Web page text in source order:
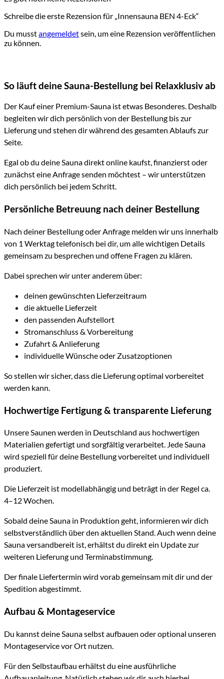
Schreibe die erste Rezension für „Innensauna BEN 4-Eck“
Du musstangemeldetsein, um eine Rezension veröffentlichen
zu können.
So läuft deine Sauna-Bestellung bei Relaxklusiv ab
Der Kauf einer Premium-Sauna ist etwas Besonderes. Deshalb
begleiten wir dich persönlich von der Bestellung bis zur
Lieferung und stehen dir während des gesamten Ablaufs zur
Seite.
Egal ob du deine Sauna direkt online kaufst, finanzierst oder
zunächst eine Anfrage senden möchtest – wir unterstützen
dich persönlich bei jedem Schritt.
Persönliche Betreuung nach deiner Bestellung
Nach deiner Bestellung oder Anfrage melden wir uns innerhalb
von 1 Werktag telefonisch bei dir, um alle wichtigen Details
gemeinsam zu besprechen und offene Fragen zu klären.
Dabei sprechen wir unter anderem über:
deinen gewünschten Lieferzeitraum
die aktuelle Lieferzeit
den passenden Aufstellort
Stromanschluss & Vorbereitung
Zufahrt & Anlieferung
individuelle Wünsche oder Zusatzoptionen
So stellen wir sicher, dass die Lieferung optimal vorbereitet
werden kann.
Hochwertige Fertigung & transparente Lieferung
Unsere Saunen werden in Deutschland aus hochwertigen
Materialien gefertigt und sorgfältig verarbeitet. Jede Sauna
wird speziell für deine Bestellung vorbereitet und individuell
produziert.
Die Lieferzeit ist modellabhängig und beträgt in der Regel ca.
4–12 Wochen.
Sobald deine Sauna in Produktion geht, informieren wir dich
selbstverständlich über den aktuellen Stand. Auch wenn deine
Sauna versandbereit ist, erhältst du direkt ein Update zur
weiteren Lieferung und Terminabstimmung.
Der finale Liefertermin wird vorab gemeinsam mit dir und der
Spedition abgestimmt.
Aufbau & Montageservice
Du kannst deine Sauna selbst aufbauen oder optional unseren
Montageservice vor Ort nutzen.
Für den Selbstaufbau erhältst du eine ausführliche